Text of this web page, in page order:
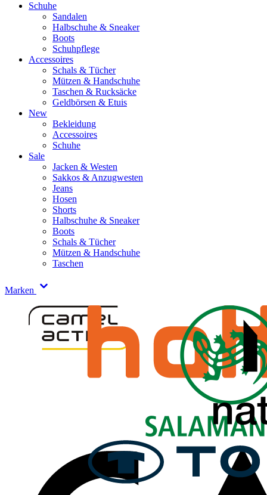
Schuhe
Sandalen
Halbschuhe & Sneaker
Boots
Schuhpflege
Accessoires
Schals & Tücher
Mützen & Handschuhe
Taschen & Rucksäcke
Geldbörsen & Etuis
New
Bekleidung
Accessoires
Schuhe
Sale
Jacken & Westen
Sakkos & Anzugwesten
Jeans
Hosen
Shorts
Halbschuhe & Sneaker
Boots
Schals & Tücher
Mützen & Handschuhe
Taschen
Marken